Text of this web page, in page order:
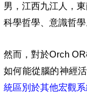
男，江西九江人，
科學哲學、意識哲學
然而，對於Orch
如何能從腦的神經
統區別於其他宏觀